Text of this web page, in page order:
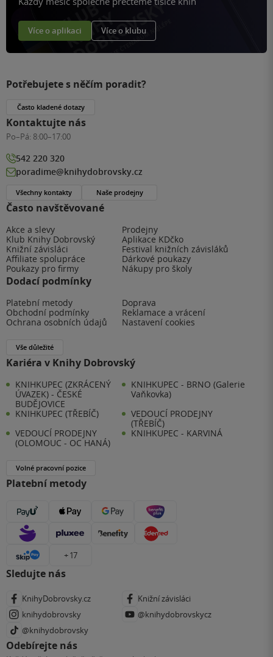
Více o aplikaci Více o klubu
Často navštěvované
Akce a slevy
Prodejny
Klub Knihy Dobrovský
Aplikace KDčko
Knižní závisláci
Festival knižních závisláků
Affiliate spolupráce
Dárkové poukazy
Poukazy pro firmy
Nákupy pro školy
Dodací podmínky
Platební metody
Doprava
Obchodní podmínky
Reklamace a vrácení
Ochrana osobních údajů
Nastavení cookies
Vše důležité
Kariéra v Knihy Dobrovský
KNIHKUPEC (ZKRÁCENÝ
ÚVAZEK) - ČESKÉ
BUDĚJOVICE
KNIHKUPEC - BRNO (Galerie
Vaňkovka)
KNIHKUPEC (TŘEBÍČ)
VEDOUCÍ PRODEJNY
(TŘEBÍČ)
VEDOUCÍ PRODEJNY
(OLOMOUC - OC HANÁ)
KNIHKUPEC - KARVINÁ
Volné pracovní pozice
Platební metody
+ 17
Sledujte nás
KnihyDobrovsky.cz
Knižní závisláci
knihydobrovsky
@knihydobrovskycz
@knihydobrovsky
Odebírejte nás
Potřebujete s něčím poradit?
Často kladené dotazy
Kontaktujte nás
Po–Pá: 8:00–17:00
542 220 320
poradime@knihydobrovsky.cz
Všechny kontakty Naše prodejny